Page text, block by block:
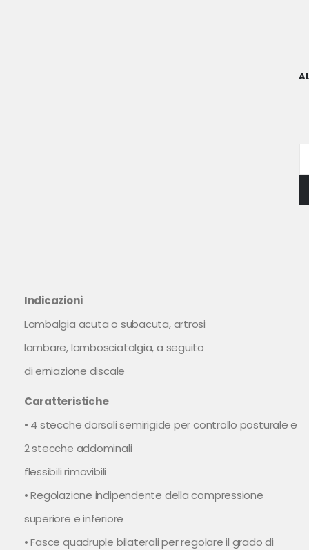
Indicazioni
Lombalgia acuta o subacuta, artrosi
lombare, lombosciatalgia, a seguito
di erniazione discale
Caratteristiche
• 4 stecche dorsali semirigide per controllo posturale e
2 stecche addominali
flessibili rimovibili
• Regolazione indipendente della compressione
superiore e inferiore
• Fasce quadruple bilaterali per regolare il grado di